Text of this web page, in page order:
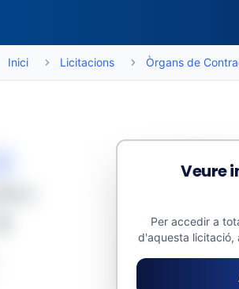
Inici Licitacions Òrgans de
Contractes menors: 0
Valor estimat:
Veure
Per accedir a
d'aquesta licitació,